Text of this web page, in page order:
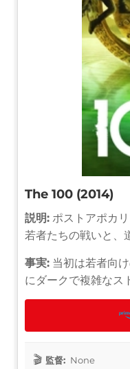
The 100 (2014)
説明: ポストアポカ
若者たちの戦いと、
事実: 当初は若者向
にダークで複雑なス
監督: None